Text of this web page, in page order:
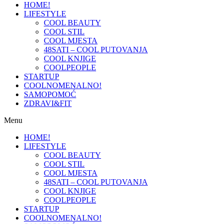
HOME!
LIFESTYLE
COOL BEAUTY
COOL STIL
COOL MJESTA
48SATI – COOL PUTOVANJA
COOL KNJIGE
COOLPEOPLE
STARTUP
COOLNOMENALNO!
SAMOPOMOĆ
ZDRAVI&FIT
Menu
HOME!
LIFESTYLE
COOL BEAUTY
COOL STIL
COOL MJESTA
48SATI – COOL PUTOVANJA
COOL KNJIGE
COOLPEOPLE
STARTUP
COOLNOMENALNO!